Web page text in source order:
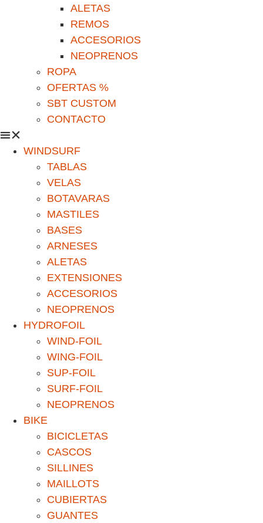
ALETAS
REMOS
ACCESORIOS
NEOPRENOS
ROPA
OFERTAS %
SBT CUSTOM
CONTACTO
WINDSURF
TABLAS
VELAS
BOTAVARAS
MASTILES
BASES
ARNESES
ALETAS
EXTENSIONES
ACCESORIOS
NEOPRENOS
HYDROFOIL
WIND-FOIL
WING-FOIL
SUP-FOIL
SURF-FOIL
NEOPRENOS
BIKE
BICICLETAS
CASCOS
SILLINES
MAILLOTS
CUBIERTAS
GUANTES